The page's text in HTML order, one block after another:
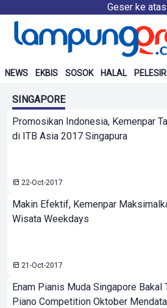
Geser ke atas
NEWS EKBIS SOSOK HALAL PELESIR
SINGAPORE
Promosikan Indonesia, Kemenpar
di ITB Asia 2017 Singapura
22-Oct-2017
Makin Efektif, Kemenpar
Wisata Weekdays
21-Oct-2017
Enam Pianis Muda Singapore Bakal
Piano Competition Oktober